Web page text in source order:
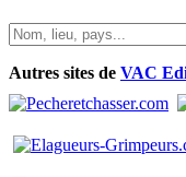
Autres sites de VAC